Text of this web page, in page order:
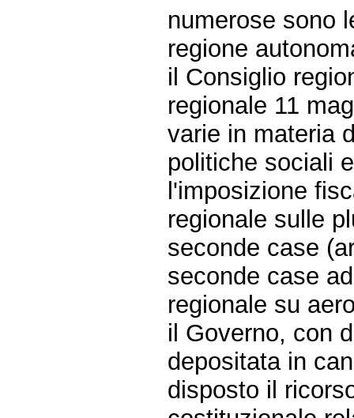
numerose sono
regione
il Consiglio
regionale 11
varie in materia
politiche sociali
l'imposizione
regionale sulle
seconde case
seconde case
regionale su
il Governo, con
depositata in
disposto il